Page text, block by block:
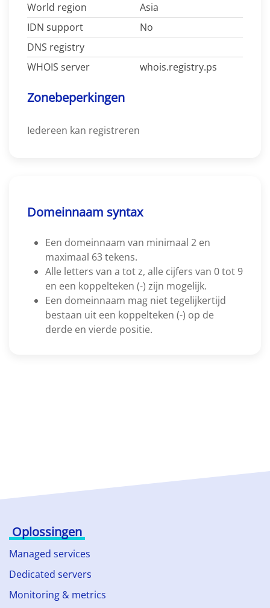
World region
Asia
IDN support
No
DNS registry
WHOIS server
whois.registry.ps
Zonebeperkingen
Iedereen kan registreren
Domeinnaam syntax
Een domeinnaam van minimaal 2 en
maximaal 63 tekens.
Alle letters van a tot z, alle cijfers van 0 tot 9
en een koppelteken (-) zijn mogelijk.
Een domeinnaam mag niet tegelijkertijd
bestaan uit een koppelteken (-) op de
derde en vierde positie.
Oplossingen
Managed services
Dedicated servers
Monitoring & metrics